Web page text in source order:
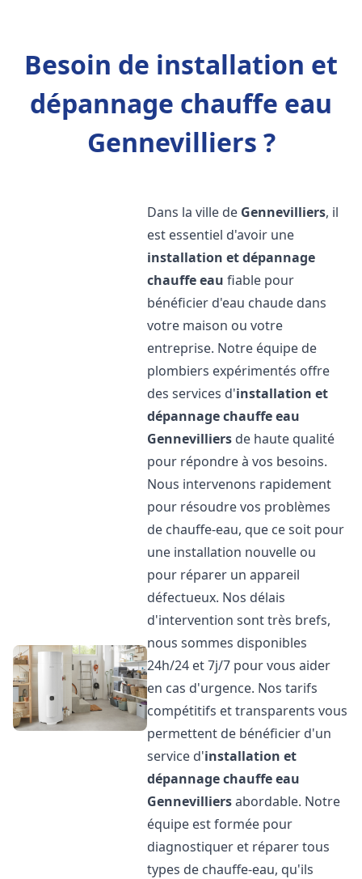
Besoin de installation et
dépannage chauffe eau
Gennevilliers ?
Dans la ville de Gennevilliers, il
est essentiel d'avoir une
installation et dépannage
chauffe eau fiable pour
bénéficier d'eau chaude dans
votre maison ou votre
entreprise. Notre équipe de
plombiers expérimentés offre
des services d'installation et
dépannage chauffe eau
Gennevilliers de haute qualité
pour répondre à vos besoins.
Nous intervenons rapidement
pour résoudre vos problèmes
de chauffe-eau, que ce soit pour
une installation nouvelle ou
pour réparer un appareil
défectueux. Nos délais
d'intervention sont très brefs,
nous sommes disponibles
24h/24 et 7j/7 pour vous aider
en cas d'urgence. Nos tarifs
compétitifs et transparents vous
permettent de bénéficier d'un
service d'installation et
dépannage chauffe eau
Gennevilliersabordable. Notre
équipe est formée pour
diagnostiquer et réparer tous
types de chauffe-eau, qu'ils